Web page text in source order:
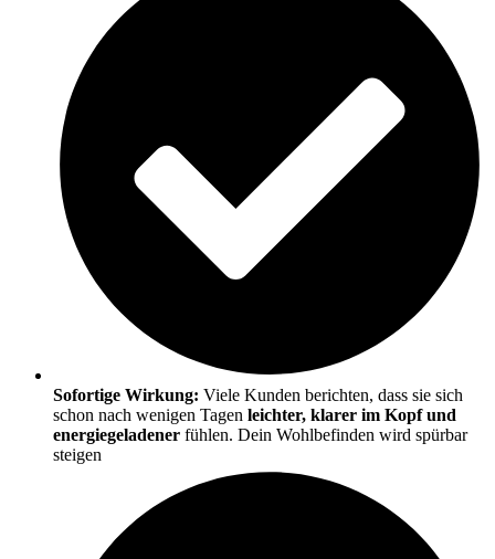
Sofortige Wirkung: Viele Kunden berichten, dass sie sich
schon nach wenigen Tagen leichter, klarer im Kopf und
energiegeladener fühlen. Dein Wohlbefinden wird spürbar
steigen